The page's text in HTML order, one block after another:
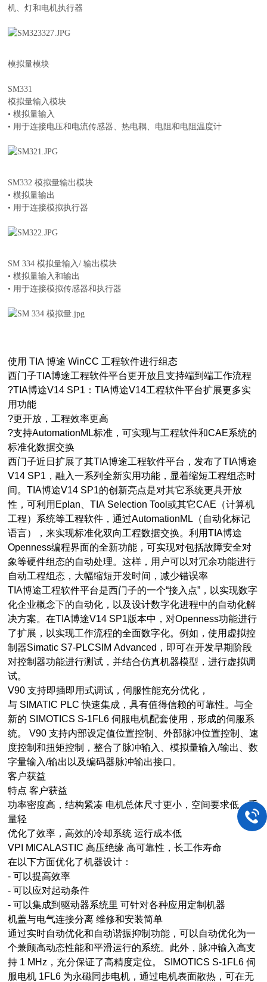
机、灯和电机执行器
模拟量模块
SM331
模拟量输入模块
• 模拟量输入
• 用于连接电压和电流传感器、热电耦、电阻和电阻温度计
SM332 模拟量输出模块
• 模拟量输出
• 用于连接模拟执行器
SM 334 模拟量输入/ 输出模块
• 模拟量输入和输出
• 用于连接模拟传感器和执行器
使用 TIA 博途 WinCC 工程软件进行组态
西门子TIA博途工程软件平台更开放且支持端到端工作流程
?TIA博途V14 SP1：TIA博途V14工程软件平台扩展更多实
用功能
?更开放，工程效率更高
?支持AutomationML标准，可实现与工程软件和CAE系统的
标准化数据交换
西门子近日扩展了其TIA博途工程软件平台，发布了TIA博途
V14 SP1，融入一系列全新实用功能，显着缩短工程组态时
间。TIA博途V14 SP1的创新亮点是对其它系统更具开放
性，可利用Eplan、TIA Selection Tool或其它CAE（计算机
工程）系统等工程软件，通过AutomationML（自动化标记
语言），来实现标准化双向工程数据交换。利用TIA博途
Openness编程界面的全新功能，可实现对包括故障安全对
象等硬件组态的自动处理。这样，用户可以对冗余功能进行
自动工程组态，大幅缩短开发时间，减少错误率
TIA博途工程软件平台是西门子的一个“接入点”，以实现数字
化企业概念下的自动化，以及设计数字化进程中的自动化解
决方案。在TIA博途V14 SP1版本中，对Openness功能进行
了扩展，以实现工作流程的全面数字化。例如，使用虚拟控
制器Simatic S7-PLCSIM Advanced，即可在开发早期阶段
对控制器功能进行测试，并结合仿真机器模型，进行虚拟调
试。
V90 支持即插即用式调试，伺服性能充分优化，
与 SIMATIC PLC 快速集成，具有值得信赖的可靠性。与全
新的 SIMOTICS S-1FL6 伺服电机配套使用，形成的伺服系
统。 V90 支持内部设定值位置控制、外部脉冲位置控制、速
度控制和扭矩控制，整合了脉冲输入、模拟量输入/输出、数
字量输入/输出以及编码器脉冲输出接口。
客户获益
特点 客户获益
功率密度高，结构紧凑 电机总体尺寸更小，空间要求低、重
量轻
优化了效率，高效的冷却系统 运行成本低
VPI MICALASTIC 高压绝缘 高可靠性，长工作寿命
在以下方面优化了机器设计：
- 可以提高效率
- 可以应对起动条件
- 可以集成到驱动器系统里 可针对各种应用定制机器
机盖与电气连接分离 维修和安装简单
通过实时自动优化和自动谐振抑制功能，可以自动优化为一
个兼顾高动态性能和平滑运行的系统。此外，脉冲输入高支
持 1 MHz，充分保证了高精度定位。 SIMOTICS S-1FL6 伺
服电机 1FL6 为永磁同步电机，通过电机表面散热，可在无